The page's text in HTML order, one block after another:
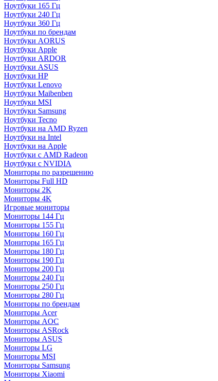
Ноутбуки 165 Гц
Ноутбуки 240 Гц
Ноутбуки 360 Гц
Ноутбуки по брендам
Ноутбуки AORUS
Ноутбуки Apple
Ноутбуки ARDOR
Ноутбуки ASUS
Ноутбуки HP
Ноутбуки Lenovo
Ноутбуки Maibenben
Ноутбуки MSI
Ноутбуки Samsung
Ноутбуки Tecno
Ноутбуки на AMD Ryzen
Ноутбуки на Intel
Ноутбуки на Apple
Ноутбуки с AMD Radeon
Ноутбуки с NVIDIA
Мониторы по разрешению
Мониторы Full HD
Мониторы 2K
Мониторы 4K
Игровые мониторы
Мониторы 144 Гц
Мониторы 155 Гц
Мониторы 160 Гц
Мониторы 165 Гц
Мониторы 180 Гц
Мониторы 190 Гц
Мониторы 200 Гц
Мониторы 240 Гц
Мониторы 250 Гц
Мониторы 280 Гц
Мониторы по брендам
Мониторы Acer
Мониторы AOC
Мониторы ASRock
Мониторы ASUS
Мониторы LG
Мониторы MSI
Мониторы Samsung
Мониторы Xiaomi